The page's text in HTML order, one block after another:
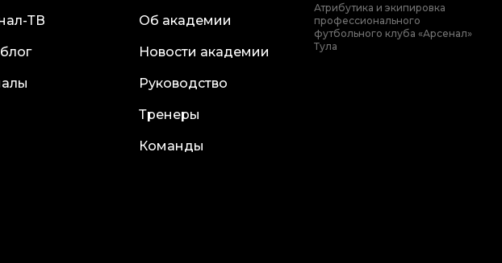
ТВ
Об академии
Новости академии
Руководство
Тренеры
Команды
Атрибутика и экипировка
профессионального
футбольного клуба «Арсенал»
Тула